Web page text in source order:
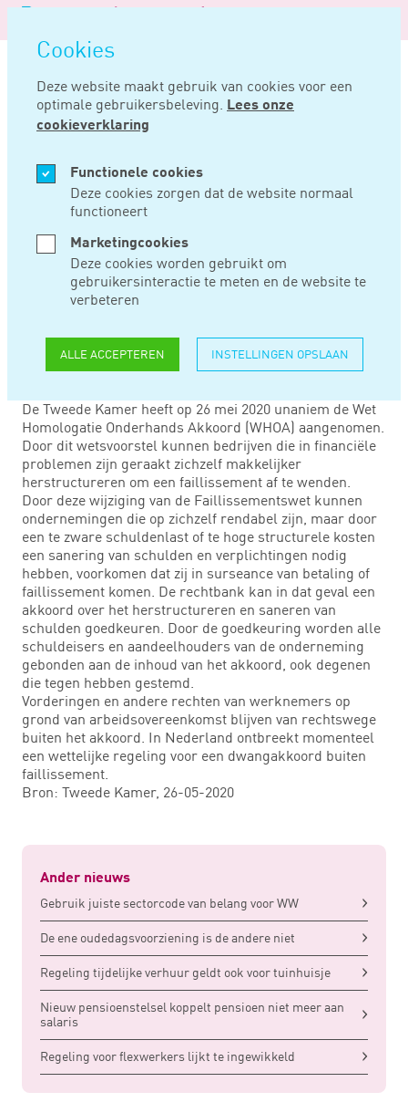
overslaan
Cookies
Deze website maakt gebruik van cookies voor een
optimale gebruikersbeleving. Lees onze
cookieverklaring
Functionele cookies
Deze cookies zorgen dat de website normaal
functioneert
Marketingcookies
Deze cookies worden gebruikt om
gebruikersinteractie te meten en de website te
verbeteren
ALLE ACCEPTEREN INSTELLINGEN OPSLAAN
Logo
Noord
Negentig
Home Nieuws
MEI 28, 2020
KLEINE
SCHULDEISERS
KRIJGEN BETERE
UITGANGSPOSITIE
De Tweede Kamer heeft op 26 mei 2020 unaniem de Wet
Homologatie Onderhands Akkoord (WHOA) aangenomen.
Door dit wetsvoorstel kunnen bedrijven die in financiële
problemen zijn geraakt zichzelf makkelijker
herstructureren om een faillissement af te wenden.
Door deze wijziging van de Faillissementswet kunnen
ondernemingen die op zichzelf rendabel zijn, maar door
een te zware schuldenlast of te hoge structurele kosten
een sanering van schulden en verplichtingen nodig
hebben, voorkomen dat zij in surseance van betaling of
faillissement komen. De rechtbank kan in dat geval een
akkoord over het herstructureren en saneren van
schulden goedkeuren. Door de goedkeuring worden alle
schuldeisers en aandeelhouders van de onderneming
gebonden aan de inhoud van het akkoord, ook degenen
die tegen hebben gestemd.
Vorderingen en andere rechten van werknemers op
grond van arbeidsovereenkomst blijven van rechtswege
buiten het akkoord. In Nederland ontbreekt momenteel
een wettelijke regeling voor een dwangakkoord buiten
faillissement.
Bron: Tweede Kamer, 26-05-2020
Ander nieuws
Gebruik juiste sectorcode van belang voor WW
De ene oudedagsvoorziening is de andere niet
Regeling tijdelijke verhuur geldt ook voor tuinhuisje
Nieuw pensioenstelsel koppelt pensioen niet meer aan
salaris
Regeling voor flexwerkers lijkt te ingewikkeld